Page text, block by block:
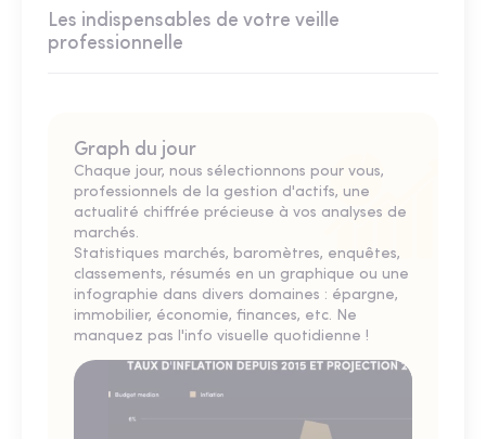
Les indispensables de votre veille
professionnelle
Graph du jour
Chaque jour, nous sélectionnons pour vous,
professionnels de la gestion d'actifs, une
actualité chiffrée précieuse à vos analyses de
marchés.
Statistiques marchés, baromètres, enquêtes,
classements, résumés en un graphique ou une
infographie dans divers domaines : épargne,
immobilier, économie, finances, etc. Ne
manquez pas l'info visuelle quotidienne !